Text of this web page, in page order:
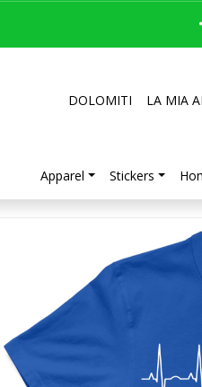
DOLOMITI LA MIA
Apparel Stickers